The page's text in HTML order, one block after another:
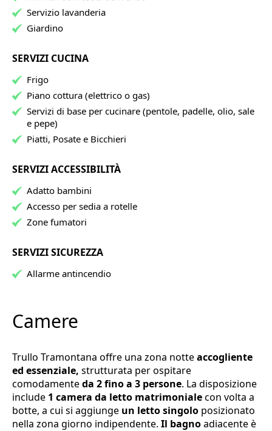
Servizio lavanderia
Giardino
SERVIZI CUCINA
Frigo
Piano cottura (elettrico o gas)
Servizi di base per cucinare (pentole, padelle, olio, sale
e pepe)
Piatti, Posate e Bicchieri
SERVIZI ACCESSIBILITÀ
Adatto bambini
Accesso per sedia a rotelle
Zone fumatori
SERVIZI SICUREZZA
Allarme antincendio
Camere
Trullo Tramontana offre una zona notteaccogliente
ed essenziale, strutturata per ospitare
comodamenteda 2 fino a 3 persone. La disposizione
include 1 camera da letto matrimonialecon volta a
botte, a cui si aggiunge un letto singolo posizionato
nella zona giorno indipendente. Il bagnoadiacente è